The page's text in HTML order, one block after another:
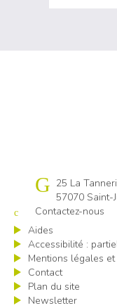
Cap emploi 57
25 La
57070 Saint-
Contactez-nous
Aides
Accessibilité :
Mentions légales et
Contact
Plan du site
Newsletter